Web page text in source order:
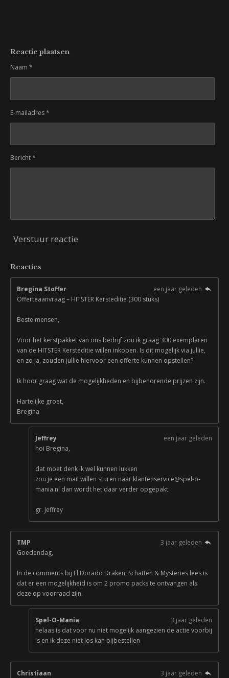
Reactie plaatsen
Naam *
E-mailadres *
Bericht *
Verstuur reactie
Reacties
Bregina Stoffer
een jaar geleden
Offerteaanvraag – HITSTER Kersteditie (300 stuks)
Beste mensen,
Voor het kerstpakket van ons bedrijf zou ik graag 300 exemplaren
van de HITSTER Kersteditie willen inkopen. Is dit mogelijk via jullie,
en zo ja, zouden jullie hiervoor een offerte kunnen opstellen?
Ik hoor graag wat de mogelijkheden en bijbehorende prijzen zijn.
Hartelijke groet,
Bregina
Jeffrey
een jaar geleden
hoi Bregina,
dat moet denk ik wel kunnen lukken
zou je een mail willen sturen naar klantenservice@spel-o-
mania.nl dan wordt het daar verder opgepakt
gr. Jeffrey
TMP
3 jaar geleden
Goedendag,
In de comments bij El Dorado Draken, Schatten & Mysteries lees is
dat er een mogelijkheid is om 2 promo packs te ontvangen als
deze op voorraad zijn.
Spel-O-Mania
3 jaar geleden
helaas is dat voor nu niet mogelijk aangezien de actie voorbij
is en ik deze niet los kan bijbestellen
Christiaan
3 jaar geleden